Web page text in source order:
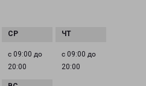
с 09:00 до
20:00
с 09:00 до
20:00